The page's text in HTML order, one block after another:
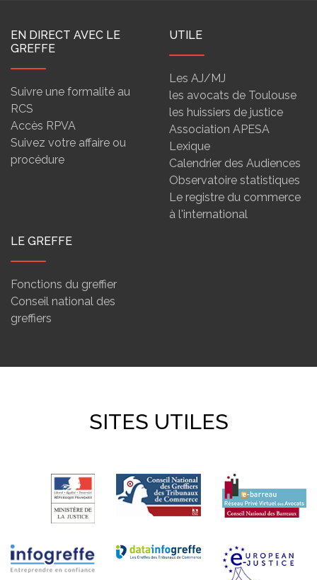
EN DIRECT AVEC LE
GREFFE
Suivre une formalité au
RCS
Accès RPVA
Suivez votre affaire ou
procédure
UTILE
Les AJ/MJ
les avocats de Toulouse
les huissiers de justice
Association APESA
Lexique
Calendrier des Audiences
Observatoire statistiques
Le registre du commerce
à l'international
LE GREFFE
Fonctions du greffier
Conseil national des
greffiers
SITES UTILES